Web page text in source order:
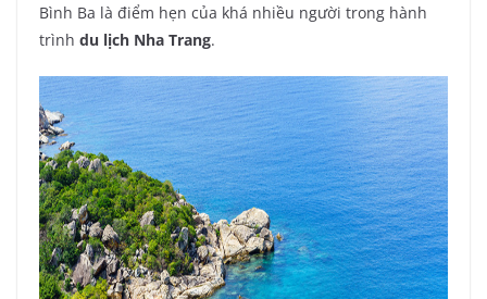
Bình Ba là điểm hẹn của khá nhiều người trong hành
trình du lịch Nha Trang.